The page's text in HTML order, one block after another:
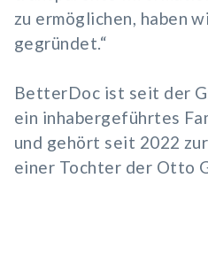
zu ermöglichen, haben
gegründet.“
BetterDoc ist seit der
ein inhabergeführtes
und gehört seit 2022
einer Tochter der Otto